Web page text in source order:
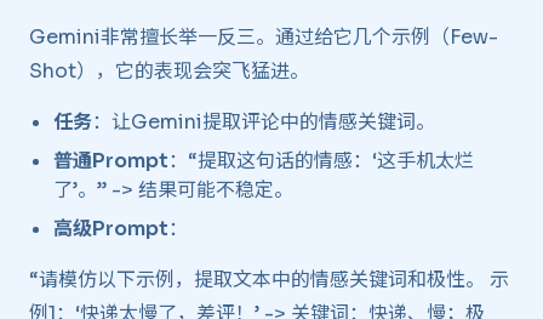
Gemini非常擅长举一反三。通过给它几个示例（Few-
Shot），它的表现会突飞猛进。
任务：让Gemini提取评论中的情感关键词。
普通Prompt：“提取这句话的情感：‘这手机太烂
了’。” -> 结果可能不稳定。
高级Prompt：
“请模仿以下示例，提取文本中的情感关键词和极性。 示
例1：‘快递太慢了，差评！’ -> 关键词：快递、慢；极